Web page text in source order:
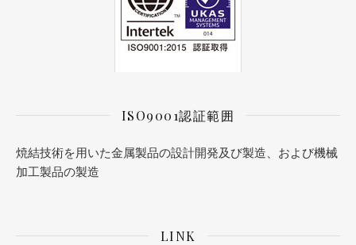
ISO9001認証範囲
焼結技術を用いた金属製品の設計開発及び製造、および機械
加工製品の製造
LINK